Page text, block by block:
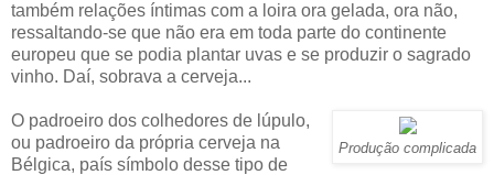
também relações íntimas com a loira ora gelada, ora não,
ressaltando-se que não era em toda parte do continente
europeu que se podia plantar uvas e se produzir o sagrado
vinho. Daí, sobrava a cerveja...
Produção complicada
O padroeiro dos colhedores de lúpulo,
ou padroeiro da própria cerveja na
Bélgica, país símbolo desse tipo de